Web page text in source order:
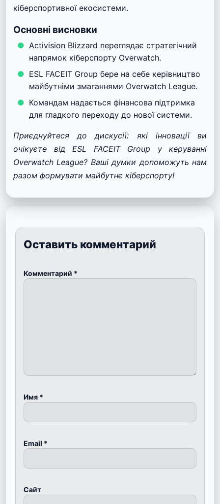
кіберспортивної екосистеми.
Основні висновки
Activision Blizzard переглядає стратегічний
напрямок кіберспорту Overwatch.
ESL FACEIT Group бере на себе керівництво
майбутніми змаганнями Overwatch League.
Командам надається фінансова підтримка
для гладкого переходу до нової системи.
Приєднуйтеся до дискусії: які інновації ви
очікуєте від ESL FACEIT Group у керуванні
Overwatch League? Ваші думки допоможуть нам
разом формувати майбутнє кіберспорту!
Оставить комментарий
Комментарий *
Имя *
Email *
Сайт